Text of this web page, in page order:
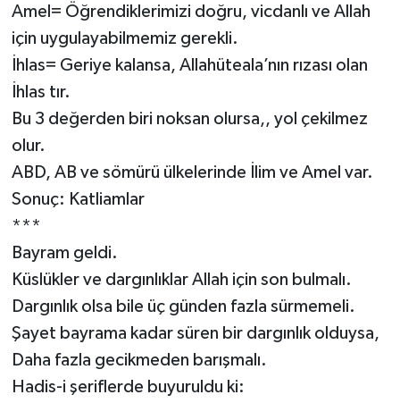
Amel= Öğrendiklerimizi doğru, vicdanlı ve Allah
için uygulayabilmemiz gerekli.
İhlas= Geriye kalansa, Allahüteala’nın rızası olan
İhlas tır.
Bu 3 değerden biri noksan olursa,, yol çekilmez
olur.
ABD, AB ve sömürü ülkelerinde İlim ve Amel var.
Sonuç: Katliamlar
***
Bayram geldi.
Küslükler ve dargınlıklar Allah için son bulmalı.
Dargınlık olsa bile üç günden fazla sürmemeli.
Şayet bayrama kadar süren bir dargınlık olduysa,
Daha fazla gecikmeden barışmalı.
Hadis-i şeriflerde buyuruldu ki: